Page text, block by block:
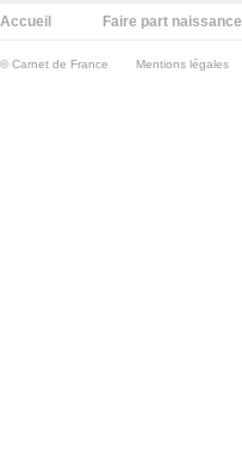
Accueil Faire part naissance
© Carnet de France Mentions légales